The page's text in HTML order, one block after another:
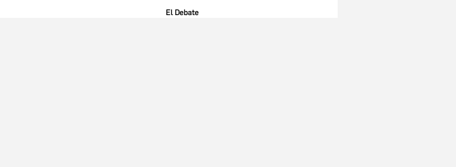
El Debate